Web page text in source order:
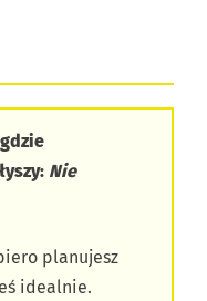
Nie
planujesz
idealnie.